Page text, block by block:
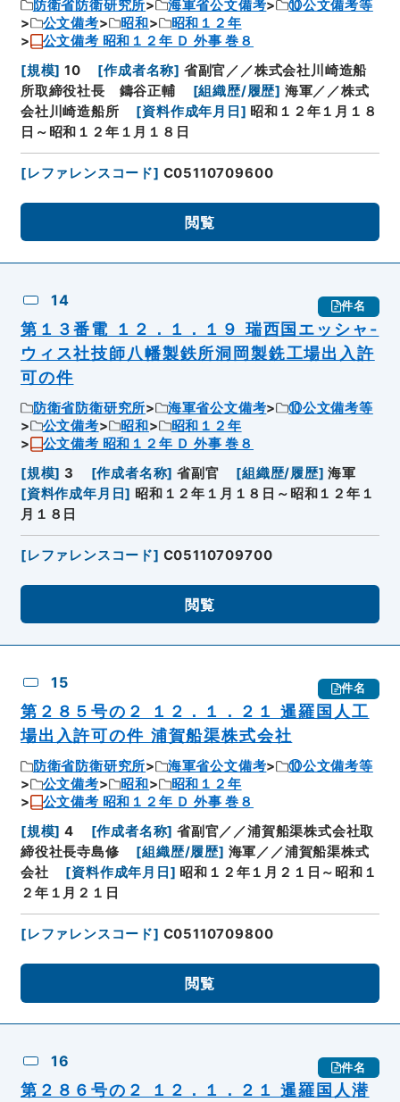
防衛省防衛研究所 海軍省公文備考
⑩公文備考等
公文備考
昭和
昭和１２年
公文備考 昭和１２年 Ｄ 外事 巻８
[規模] 10 [作成者名称] 省副官／／株式会社川崎造船
所取締役社長 鑄谷正輔
[組織歴/履歴] 海軍／／株式
会社川崎造船所
[資料作成年月日 ] 昭和１２年１月１８
日～昭和１２年１月１８日
[レファレンスコード] C05110709600
閲覧
14 件名
第１３番電 １２．１．１９ 瑞西国エッシャ-
ウィス社技師八幡製鉄所洞岡製銑工場出入許
可の件
防衛省防衛研究所 海軍省公文備考
⑩公文備考等
公文備考
昭和
昭和１２年
公文備考 昭和１２年 Ｄ 外事 巻８
[規模] 3 [作成者名称] 省副官 [組織歴/履歴] 海軍
[資料作成年月日] 昭和１２年１月１８日～昭和１２年１
月１８日
[レファレンスコード] C05110709700
閲覧
15 件名
第２８５号の２ １２．１．２１ 暹羅国人工
場出入許可の件 浦賀船渠株式会社
防衛省防衛研究所 海軍省公文備考
⑩公文備考等
公文備考
昭和
昭和１２年
公文備考 昭和１２年 Ｄ 外事 巻８
[規模] 4 [作成者名称] 省副官／／浦賀船渠株式会社取
締役社長寺島修
[組織歴/履歴] 海軍／／浦賀船渠株式
会社
[資料作成年月日 ] 昭和１２年１月２１日～昭和１
２年１月２１日
[レファレンスコード] C05110709800
閲覧
16 件名
第２８６号の２ １２．１．２１ 暹羅国人潜